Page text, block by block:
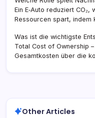
Ein E‑Auto reduziert
Ressourcen spart, indem
Was ist die wichtigste
Total Cost of Ownership
Gesamtkosten über die
Other Articles